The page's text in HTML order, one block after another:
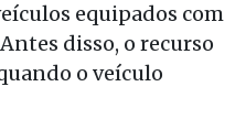
equipados com
disso, o recurso
o veículo